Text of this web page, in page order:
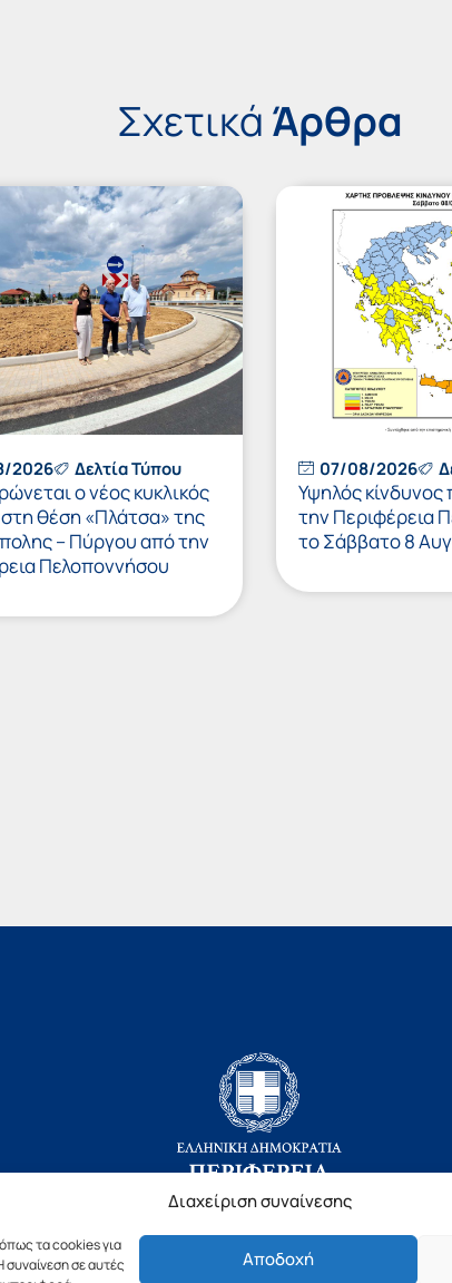
Διαχείριση συναίνεσης
τα cookies για
σε αυτές
Αποδοχή
Σχετικά Άρθρα
2026 Δελτία Τύπου
ο νέος κυκλικός
θέση «Πλάτσα» της
– Πύργου από την
Πελοποννήσου
07/08/2026
Υψηλός κίνδυνος
την Περιφέρεια
το Σάββατο 8
Copyright © 2019 Περιφέρεια Πελοποννήσου.